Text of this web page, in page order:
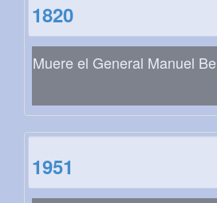
1820
Muere el General Manuel
1951